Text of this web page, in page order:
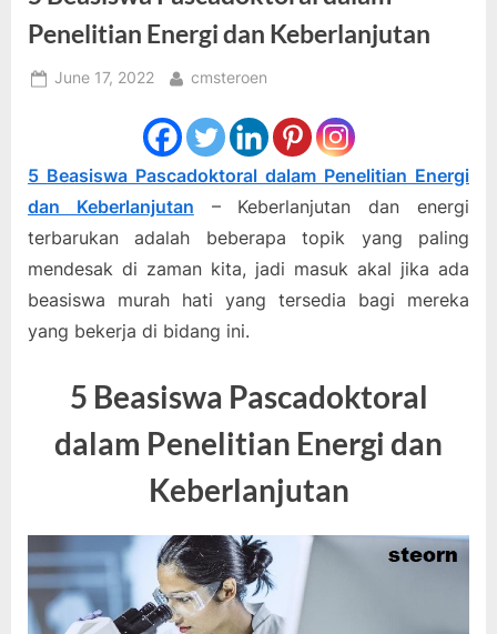
Penelitian Energi dan Keberlanjutan
Posted
June 17, 2022 By
cmsteroen
5 Beasiswa Pascadoktoral dalam Penelitian Energi
dan Keberlanjutan – Keberlanjutan dan energi
terbarukan adalah beberapa topik yang paling
mendesak di zaman kita, jadi masuk akal jika ada
beasiswa murah hati yang tersedia bagi mereka
yang bekerja di bidang ini.
5 Beasiswa Pascadoktoral
dalam Penelitian Energi dan
Keberlanjutan